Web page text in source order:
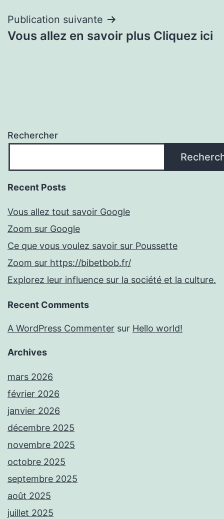
Publication suivante
Vous allez en savoir plus Cliquez ici
Rechercher
Recent Posts
Vous allez tout savoir Google
Zoom sur Google
Ce que vous voulez savoir sur Poussette
Zoom sur https://bibetbob.fr/
Explorez leur influence sur la société et la culture.
Recent Comments
A WordPress Commenter sur Hello world!
Archives
mars 2026
février 2026
janvier 2026
décembre 2025
novembre 2025
octobre 2025
septembre 2025
août 2025
juillet 2025